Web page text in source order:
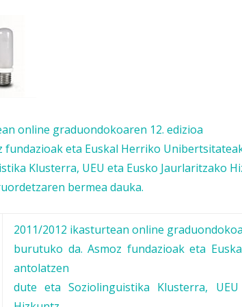
online graduondokoaren 12. edizioa
fundazioak eta Euskal Herriko
Klusterra, UEU eta Eusko Jaurlaritzako
bermea dauka.
2011/2012 ikasturtean online
burutuko da. Asmoz fundazioak eta
antolatzen
dute eta Soziolinguistika Klusterra,